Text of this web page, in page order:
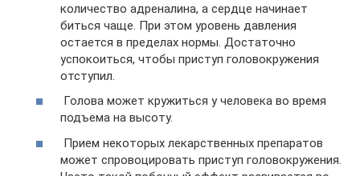
количество адреналина, а сердце начинает
биться чаще. При этом уровень давления
остается в пределах нормы. Достаточно
успокоиться, чтобы приступ головокружения
отступил.
Голова может кружиться у человека во время
подъема на высоту.
Прием некоторых лекарственных препаратов
может спровоцировать приступ головокружения.